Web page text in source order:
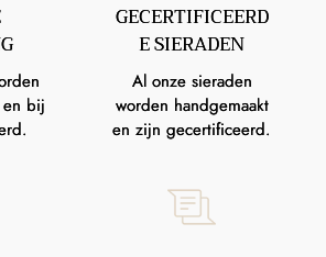
en bij
GECERTIFICEERD
E SIERADEN
Al onze sieraden
worden handgemaakt
en zijn gecertificeerd.